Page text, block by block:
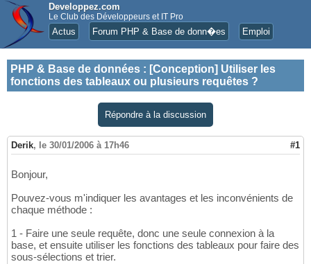
Developpez.com
Le Club des Développeurs et IT Pro
Actus Forum PHP & Base de donn�es Emploi
PHP & Base de données : [Conception] Utiliser les
fonctions des tableaux ou plusieurs requêtes ?
Répondre à la discussion
Derik, le 30/01/2006 à 17h46 #1
Bonjour,
Pouvez-vous m'indiquer les avantages et les inconvénients de
chaque méthode :
1 - Faire une seule requête, donc une seule connexion à la
base, et ensuite utiliser les fonctions des tableaux pour faire des
sous-sélections et trier.